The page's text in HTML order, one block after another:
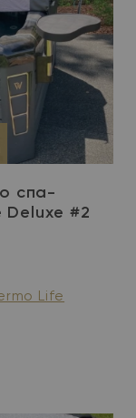
спа-
Deluxe #2
Life